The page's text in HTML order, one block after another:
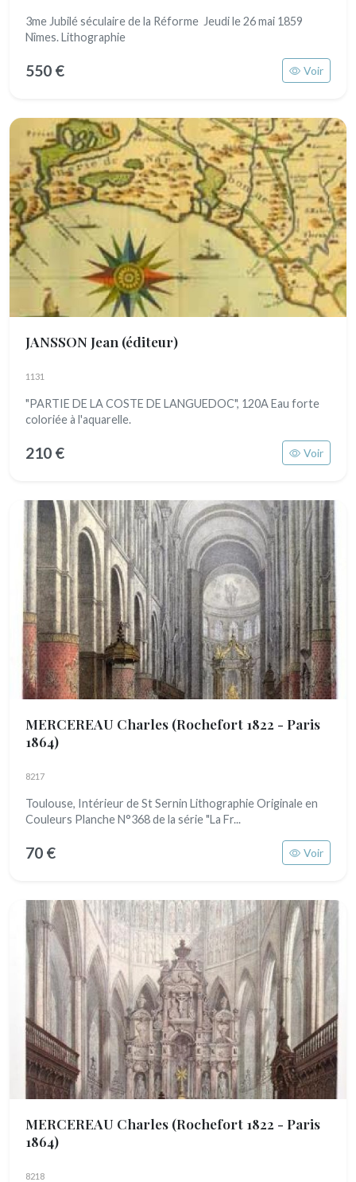
3me Jubilé séculaire de la Réforme Jeudi le 26 mai 1859
Nîmes. Lithographie
550 € Voir
JANSSON Jean (éditeur)
1131
"PARTIE DE LA COSTE DE LANGUEDOC", 120A Eau forte
coloriée à l'aquarelle.
210 € Voir
MERCEREAU Charles (Rochefort 1822 - Paris
1864)
8217
Toulouse, Intérieur de St Sernin Lithographie Originale en
Couleurs Planche N°368 de la série "La Fr...
70 € Voir
MERCEREAU Charles (Rochefort 1822 - Paris
1864)
8218